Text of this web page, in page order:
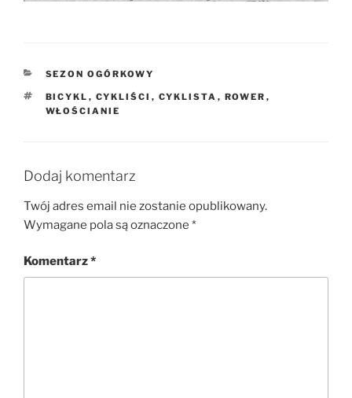
KATEGORIE
SEZON OGÓRKOWY
TAGI
BICYKL , CYKLIŚCI , CYKLISTA , ROWER ,
WŁOŚCIANIE
Dodaj komentarz
Twój adres email nie zostanie opublikowany.
Wymagane pola są oznaczone *
Komentarz*